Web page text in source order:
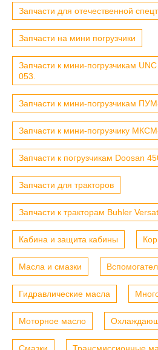
Запчасти для отечественной
Запчасти на мини погрузчики
Запчасти к мини-погрузчикам
053.
Запчасти к мини-погрузчикам
Запчасти к мини-погрузчику
Запчасти к погрузчикам Doosan
Запчасти для тракторов
Запчасти к тракторам Buhler
Кабина и защита кабины
Масла и смазки
Гидравлические масла
Моторное масло
Смазки Трансмиссионные